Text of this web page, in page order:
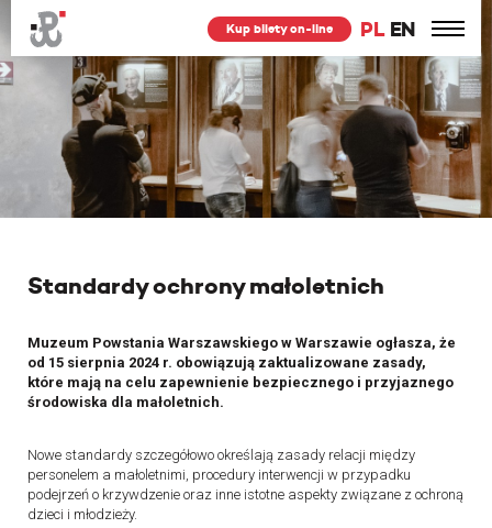
PL EN
Kup bilety on-line
Standardy ochrony małoletnich
Muzeum Powstania Warszawskiego w Warszawie ogłasza, że
od 15 sierpnia 2024 r. obowiązują zaktualizowane zasady,
które mają na celu zapewnienie bezpiecznego i przyjaznego
środowiska dla małoletnich.
Nowe standardy szczegółowo określają zasady relacji między
personelem a małoletnimi, procedury interwencji w przypadku
podejrzeń o krzywdzenie oraz inne istotne aspekty związane z ochroną
dzieci i młodzieży.